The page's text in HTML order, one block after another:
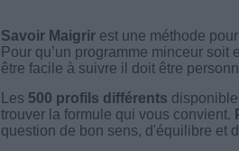
Savoir Maigrirest une méthode
Pour qu’un programme minceur
être facile à suivre il doit être
Les 500 profils différents
trouver la formule qui vous convient.
question de bon sens, d'équilibre et